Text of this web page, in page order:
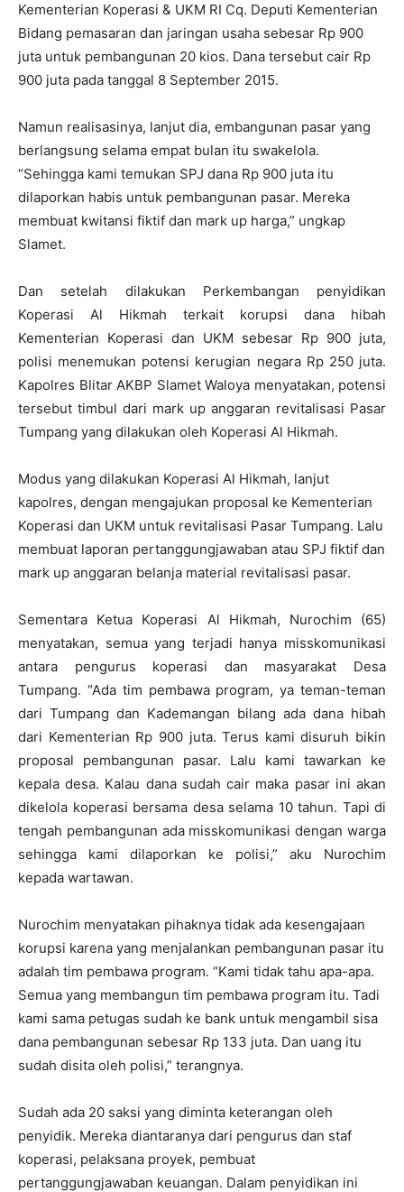
Kementerian Koperasi & UKM RI Cq. Deputi Kementerian
Bidang pemasaran dan jaringan usaha sebesar Rp 900
juta untuk pembangunan 20 kios. Dana tersebut cair Rp
900 juta pada tanggal 8 September 2015.
Namun realisasinya, lanjut dia, embangunan pasar yang
berlangsung selama empat bulan itu swakelola.
“Sehingga kami temukan SPJ dana Rp 900 juta itu
dilaporkan habis untuk pembangunan pasar. Mereka
membuat kwitansi fiktif dan mark up harga,” ungkap
Slamet.
Dan setelah dilakukan Perkembangan penyidikan
Koperasi Al Hikmah terkait korupsi dana hibah
Kementerian Koperasi dan UKM sebesar Rp 900 juta,
polisi menemukan potensi kerugian negara Rp 250 juta.
Kapolres Blitar AKBP Slamet Waloya menyatakan, potensi
tersebut timbul dari mark up anggaran revitalisasi Pasar
Tumpang yang dilakukan oleh Koperasi Al Hikmah.
Modus yang dilakukan Koperasi Al Hikmah, lanjut
kapolres, dengan mengajukan proposal ke Kementerian
Koperasi dan UKM untuk revitalisasi Pasar Tumpang. Lalu
membuat laporan pertanggungjawaban atau SPJ fiktif dan
mark up anggaran belanja material revitalisasi pasar.
Sementara Ketua Koperasi Al Hikmah, Nurochim (65)
menyatakan, semua yang terjadi hanya misskomunikasi
antara pengurus koperasi dan masyarakat Desa
Tumpang. “Ada tim pembawa program, ya teman-teman
dari Tumpang dan Kademangan bilang ada dana hibah
dari Kementerian Rp 900 juta. Terus kami disuruh bikin
proposal pembangunan pasar. Lalu kami tawarkan ke
kepala desa. Kalau dana sudah cair maka pasar ini akan
dikelola koperasi bersama desa selama 10 tahun. Tapi di
tengah pembangunan ada misskomunikasi dengan warga
sehingga kami dilaporkan ke polisi,” aku Nurochim
kepada wartawan.
Nurochim menyatakan pihaknya tidak ada kesengajaan
korupsi karena yang menjalankan pembangunan pasar itu
adalah tim pembawa program. “Kami tidak tahu apa-apa.
Semua yang membangun tim pembawa program itu. Tadi
kami sama petugas sudah ke bank untuk mengambil sisa
dana pembangunan sebesar Rp 133 juta. Dan uang itu
sudah disita oleh polisi,” terangnya.
Sudah ada 20 saksi yang diminta keterangan oleh
penyidik. Mereka diantaranya dari pengurus dan staf
koperasi, pelaksana proyek, pembuat
pertanggungjawaban keuangan. Dalam penyidikan ini